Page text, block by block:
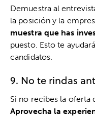
Demuestra al
la posición y la
muestra que has
puesto. Esto te
candidatos.
9. No te rindas
Si no recibes la oferta
Aprovecha la